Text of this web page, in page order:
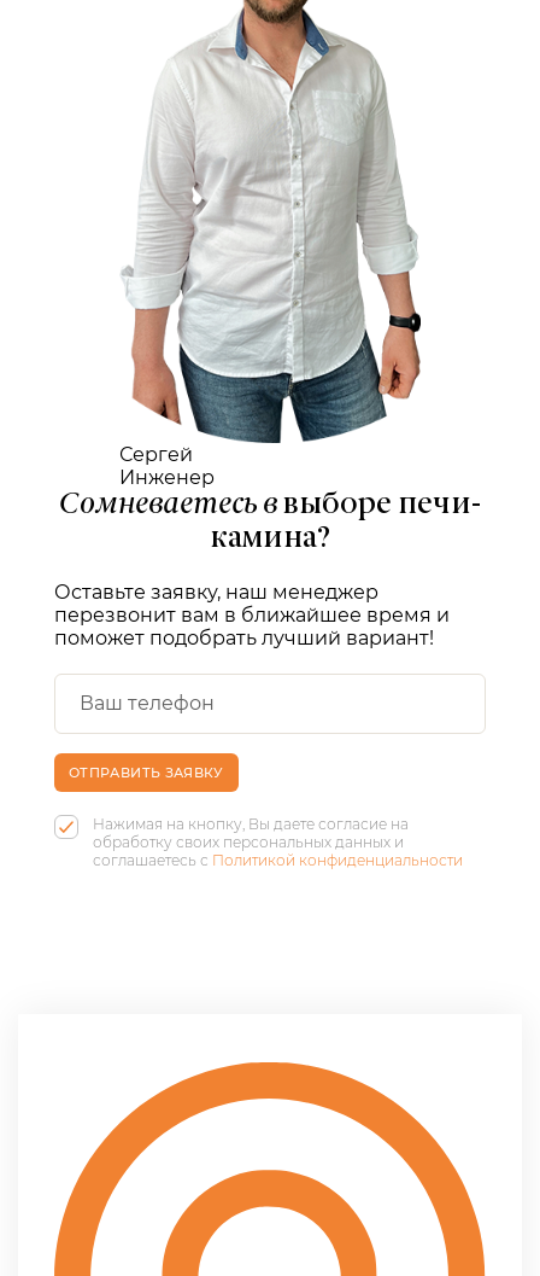
Сергей
Инженер
Сомневаетесь в выборе печи-
камина?
Оставьте заявку, наш менеджер
перезвонит вам в ближайшее время и
поможет подобрать лучший вариант!
ОТПРАВИТЬ ЗАЯВКУ
Нажимая на кнопку, Вы даете согласие на
обработку своих персональных данных и
соглашаетесь с Политикой конфиденциальности